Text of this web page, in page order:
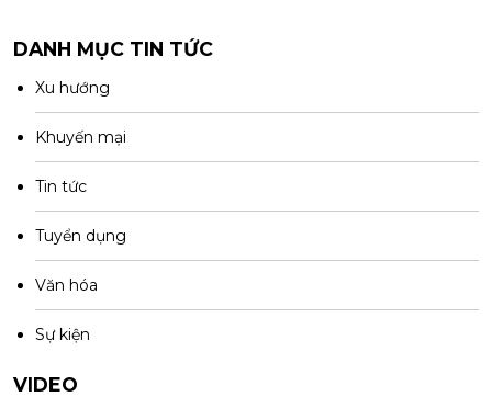
DANH MỤC TIN TỨC
Xu hướng
Khuyến mại
Tin tức
Tuyển dụng
Văn hóa
Sự kiện
VIDEO